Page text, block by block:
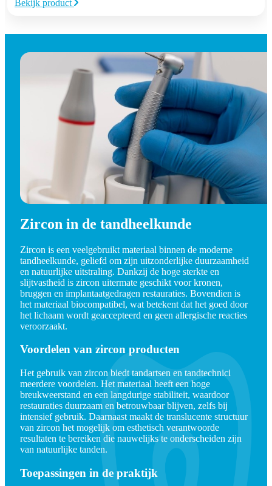
Bekijk product
Zircon in de tandheelkunde
Zircon is een veelgebruikt materiaal binnen de moderne
tandheelkunde, geliefd om zijn uitzonderlijke duurzaamheid
en natuurlijke uitstraling. Dankzij de hoge sterkte en
slijtvastheid is zircon uitermate geschikt voor kronen,
bruggen en implantaatgedragen restauraties. Bovendien is
het materiaal biocompatibel, wat betekent dat het goed door
het lichaam wordt geaccepteerd en geen allergische reacties
veroorzaakt.
Voordelen van zircon producten
Het gebruik van zircon biedt tandartsen en tandtechnici
meerdere voordelen. Het materiaal heeft een hoge
breukweerstand en een langdurige stabiliteit, waardoor
restauraties duurzaam en betrouwbaar blijven, zelfs bij
intensief gebruik. Daarnaast maakt de translucente structuur
van zircon het mogelijk om esthetisch verantwoorde
resultaten te bereiken die nauwelijks te onderscheiden zijn
van natuurlijke tanden.
Toepassingen in de praktijk